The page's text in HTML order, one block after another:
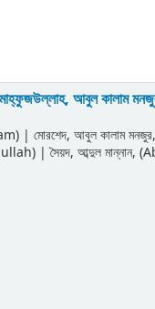
আবুল কালাম
| মোরশেদ, আবুল কালাম
|সৈয়দ, আব্দুল